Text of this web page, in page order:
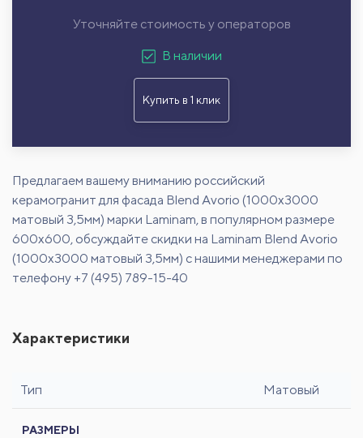
Уточняйте стоимость у операторов
В наличии
Купить в 1 клик
Предлагаем вашему вниманию российский
керамогранит для фасада Blend Avorio (1000x3000
матовый 3,5мм) марки Laminam, в популярном размере
600х600, обсуждайте скидки на Laminam Blend Avorio
(1000x3000 матовый 3,5мм) с нашими менеджерами по
телефону +7 (495) 789-15-40
Характеристики
Тип Матовый
РАЗМЕРЫ